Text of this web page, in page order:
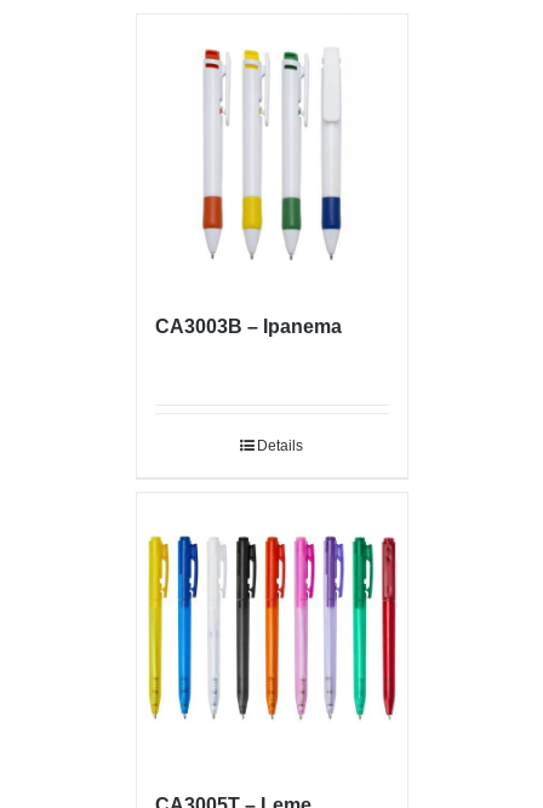
CA3003B – Ipanema
Details